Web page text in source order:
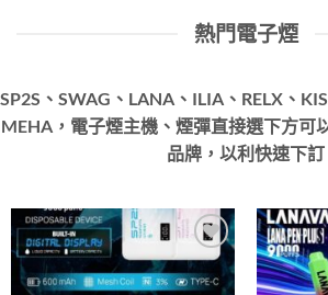
熱門電子煙
SP2S、SWAG、LANA、ILIA、RELX、
MEHA，電子煙主機、煙彈直接選下方可
品牌，以利快速下訂
Add to
wishlist